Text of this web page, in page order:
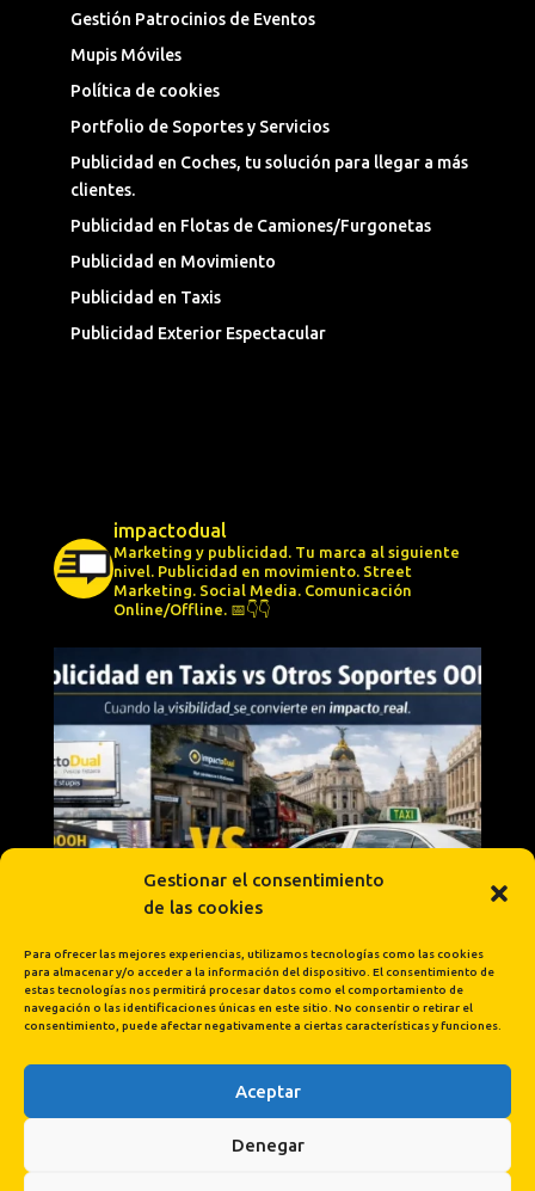
Gestionar el consentimiento
de las cookies
Para ofrecer las mejores experiencias, utilizamos tecnologías como las cookies
para almacenar y/o acceder a la información del dispositivo. El consentimiento de
estas tecnologías nos permitirá procesar datos como el comportamiento de
navegación o las identificaciones únicas en este sitio. No consentir o retirar el
consentimiento, puede afectar negativamente a ciertas características y funciones.
Aceptar
Denegar
Gestión Patrocinios de Eventos
Mupis Móviles
Política de cookies
Portfolio de Soportes y Servicios
Publicidad en Coches, tu solución para llegar a más
clientes.
Publicidad en Flotas de Camiones/Furgonetas
Publicidad en Movimiento
Publicidad en Taxis
Publicidad Exterior Espectacular
impactodual
Marketing y publicidad. Tu marca al siguiente
nivel. Publicidad en movimiento. Street
Marketing. Social Media. Comunicación
Online/Offline. 📅👇👇
Cargar más... Síguenos en Instagram